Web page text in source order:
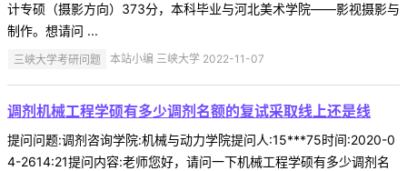
计专硕（摄影方向）373分，本科毕业与河北美术学院——影视摄影与
制作。想请问 ...
三峡大学考研问题 本站小编 三峡大学 2022-11-07
调剂机械工程学硕有多少调剂名额的复试采取线上还是线
提问问题:调剂咨询学院:机械与动力学院提问人:15***75时间:2020-0
4-2614:21提问内容:老师您好，请问一下机械工程学硕有多少调剂名